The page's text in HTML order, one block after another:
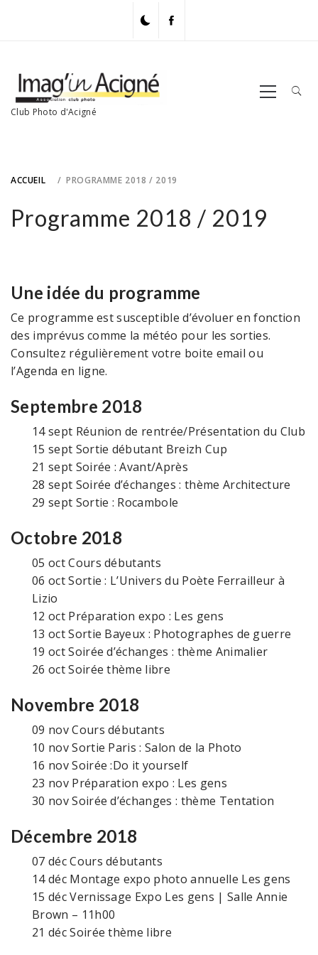
Club Photo d'Acigné
Primary
Menu
ACCUEIL PROGRAMME 2018 / 2019
Programme 2018 / 2019
Une idée du programme
Ce programme est susceptible d’évoluer en fonction
des imprévus comme la météo pour les sorties.
Consultez régulièrement votre boite email ou
l’Agenda en ligne.
Septembre 2018
14 sept Réunion de rentrée/Présentation du Club
15 sept Sortie débutant Breizh Cup
21 sept Soirée : Avant/Après
28 sept Soirée d’échanges : thème Architecture
29 sept Sortie : Rocambole
Octobre 2018
05 octCours débutants
06 octSortie : L’Univers du Poète Ferrailleur à
Lizio
12 oct Préparation expo : Les gens
13 octSortie Bayeux : Photographes de guerre
19 octSoirée d’échanges : thème Animalier
26 octSoirée thème libre
Novembre 2018
09 novCours débutants
10 novSortie Paris : Salon de la Photo
16 novSoirée :Do it yourself
23 nov Préparation expo : Les gens
30 novSoirée d’échanges : thème Tentation
Décembre 2018
07 décCours débutants
14 déc Montage expo photo annuelle Les gens
15 décVernissage Expo Les gens | Salle Annie
Brown – 11h00
21 décSoirée thème libre